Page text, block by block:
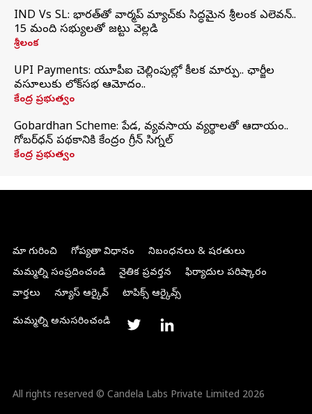
IND Vs SL: భారత్‌తో వార్మప్‌ మ్యాచ్‌కు సిద్ధమైన శ్రీలంక ఎలెవన్..
15 మంది సభ్యులతో జట్టు వెల్లడి
శ్రీలంక
UPI Payments: యూపీఐ చెల్లింపుల్లో కీలక మార్పు.. ఛార్జీల
వసూలుకు లోక్‌సభ ఆమోదం..
కేంద్ర ప్రభుత్వం
Gobardhan Scheme: పేడ, వ్యవసాయ వ్యర్థాలతో ఆదాయం..
గోబర్‌ధన్ పథకానికి కేంద్రం గ్రీన్ సిగ్నల్
కేంద్ర ప్రభుత్వం
మా గురించి గోప్యతా విధానం
నిబంధనలు & షరతులు
మమ్మల్ని సంప్రదించండి
నైతిక ప్రవర్తన
ఫిర్యాదుల పరిష్కారం
వార్తలు
న్యూస్ ఆర్కైవ్ టాపిక్స్ ఆర్కైవ్స్
మమ్మల్ని అనుసరించండి
All rights reserved © Candela Labs Private Limited 2026